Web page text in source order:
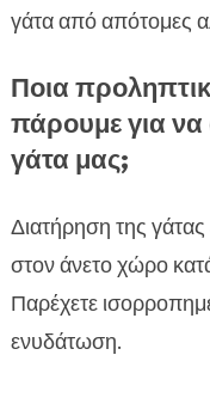
γάτα από απότομες
Ποια
πάρουμε για
γάτα μας;
Διατήρηση της
στον άνετο χώρο
Παρέχετε
ενυδάτωση.